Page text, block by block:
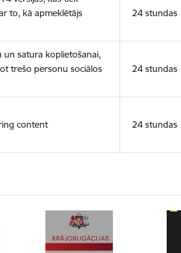
to, kā apmeklētājs
24 stundas
un satura koplietošanai,
trešo personu sociālos
24 stundas
content 24 stundas